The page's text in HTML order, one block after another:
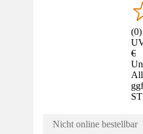
(0)
€
ST
Nicht online bestellbar